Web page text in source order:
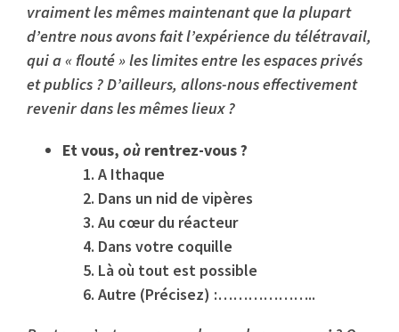
vraiment les mêmes maintenant que la plupart
d’entre nous avons fait l’expérience du télétravail,
qui a « flouté » les limites entre les espaces privés
et publics ? D’ailleurs, allons-nous effectivement
revenir dans les mêmes lieux ?
Et vous, où rentrez-vous ?
A Ithaque
Dans un nid de vipères
Au cœur du réacteur
Dans votre coquille
Là où tout est possible
Autre (Précisez) :………………..